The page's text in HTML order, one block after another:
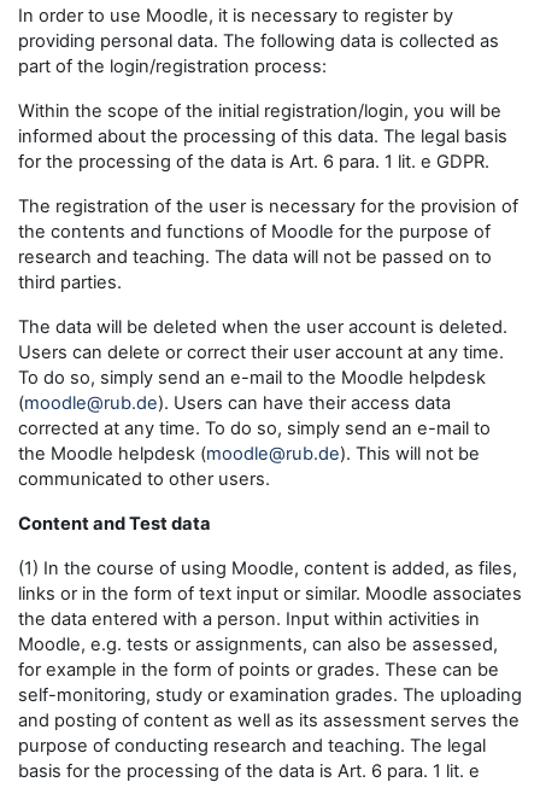
In order to use Moodle, it is necessary to register by
providing personal data. The following data is collected as
part of the login/registration process:
Within the scope of the initial registration/login, you will be
informed about the processing of this data. The legal basis
for the processing of the data is Art. 6 para. 1 lit. e GDPR.
The registration of the user is necessary for the provision of
the contents and functions of Moodle for the purpose of
research and teaching. The data will not be passed on to
third parties.
The data will be deleted when the user account is deleted.
Users can delete or correct their user account at any time.
To do so, simply send an e-mail to the Moodle helpdesk
(moodle@rub.de). Users can have their access data
corrected at any time. To do so, simply send an e-mail to
the Moodle helpdesk (moodle@rub.de). This will not be
communicated to other users.
Content and Test data
(1) In the course of using Moodle, content is added, as files,
links or in the form of text input or similar. Moodle associates
the data entered with a person. Input within activities in
Moodle, e.g. tests or assignments, can also be assessed,
for example in the form of points or grades. These can be
self-monitoring, study or examination grades. The uploading
and posting of content as well as its assessment serves the
purpose of conducting research and teaching. The legal
basis for the processing of the data is Art. 6 para. 1 lit. e